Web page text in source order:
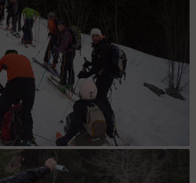
: Embouteillage !!!